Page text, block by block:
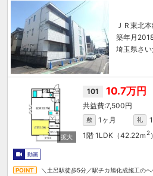
ＪＲ東北
築年月
埼玉県さ
101 10.7万円
7,500円
敷 1ヶ月 礼
1階 1LDK（42.22ｍ 2）
動画
＼土呂駅徒歩5分／駅チカ旭化成施工の